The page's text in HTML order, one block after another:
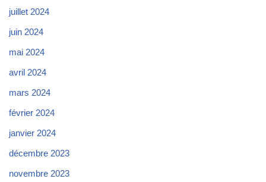
juillet 2024
juin 2024
mai 2024
avril 2024
mars 2024
février 2024
janvier 2024
décembre 2023
novembre 2023